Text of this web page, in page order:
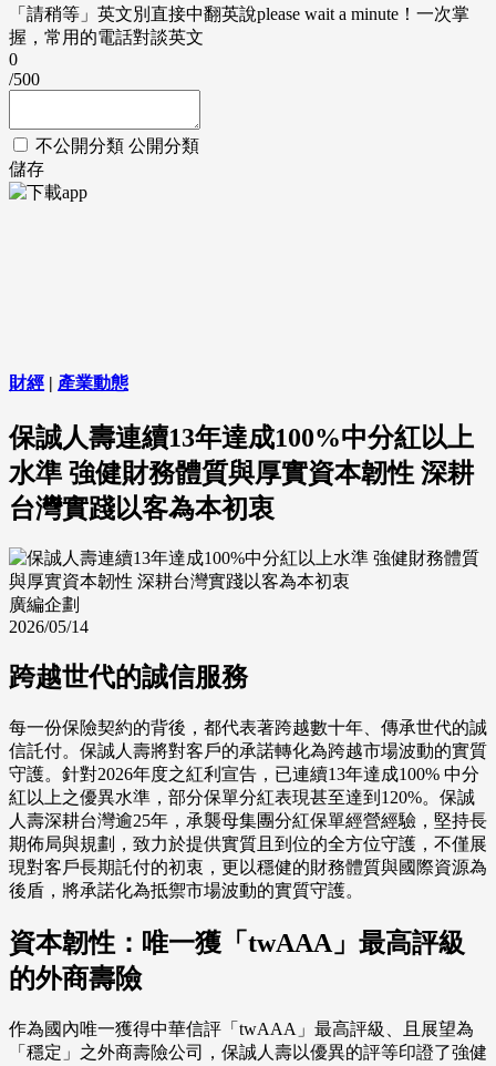
「請稍等」英文別直接中翻英說please wait a minute！一次掌
握，常用的電話對談英文
0
/500
不公開分類 公開分類
儲存
財經 | 產業動態
保誠人壽連續13年達成100%中分紅以上
水準 強健財務體質與厚實資本韌性 深耕
台灣實踐以客為本初衷
廣編企劃
2026/05/14
跨越世代的誠信服務
每一份保險契約的背後，都代表著跨越數十年、傳承世代的誠
信託付。保誠人壽將對客戶的承諾轉化為跨越市場波動的實質
守護。針對2026年度之紅利宣告，已連續13年達成100% 中分
紅以上之優異水準，部分保單分紅表現甚至達到120%。保誠
人壽深耕台灣逾25年，承襲母集團分紅保單經營經驗，堅持長
期佈局與規劃，致力於提供實質且到位的全方位守護，不僅展
現對客戶長期託付的初衷，更以穩健的財務體質與國際資源為
後盾，將承諾化為抵禦市場波動的實質守護。
資本韌性：唯一獲「twAAA」最高評級
的外商壽險
作為國內唯一獲得中華信評「twAAA」最高評級、且展望為
「穩定」之外商壽險公司，保誠人壽以優異的評等印證了強健